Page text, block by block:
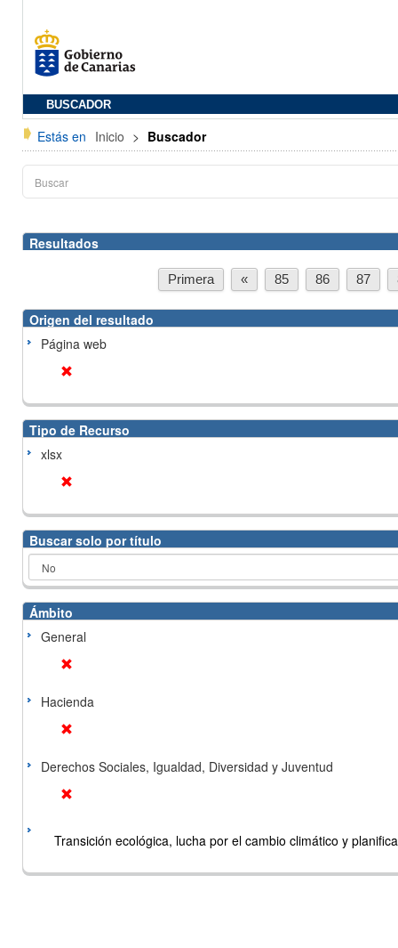
BUSCADOR
Estás en Inicio > Buscador
Resultados
Primera « 85 86 87
Origen del resultado
Página web
Tipo de Recurso
xlsx
Buscar solo por título
Ámbito
General
Hacienda
Derechos Sociales, Igualdad, Diversidad y Juventud
Transición ecológica, lucha por el cambio climático y